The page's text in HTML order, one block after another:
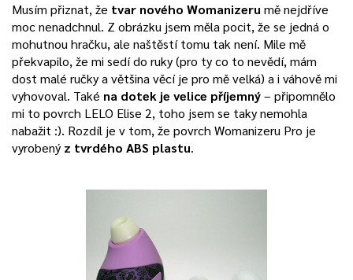
Musím přiznat, že tvar nového Womanizeru mě nejdříve
moc nenadchnul. Z obrázku jsem měla pocit, že se jedná o
mohutnou hračku, ale naštěstí tomu tak není. Mile mě
překvapilo, že mi sedí do ruky (pro ty co to nevědí, mám
dost malé ručky a většina věcí je pro mě velká) a i váhově mi
vyhovoval. Také na dotek je velice příjemný– připomnělo
mi to povrch LELO Elise 2, toho jsem se taky nemohla
nabažit :). Rozdíl je v tom, že povrch Womanizeru Pro je
vyrobený z tvrdého ABS plastu.